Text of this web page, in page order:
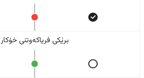
برێکی فریاکەوتنی خۆکار